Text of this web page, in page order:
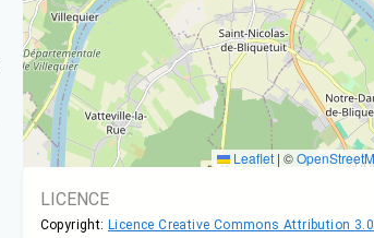
Leaflet | ©
LICENCE
Copyright: Licence Creative Commons Attribution 3.0